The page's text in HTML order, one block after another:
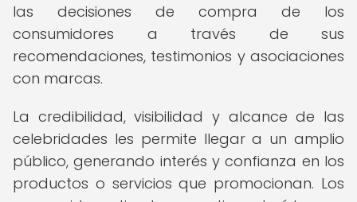
las decisiones de compra de los
consumidores a través de sus
recomendaciones, testimonios y asociaciones
con marcas.
La credibilidad, visibilidad y alcance de las
celebridades les permite llegar a un amplio
público, generando interés y confianza en los
productos o servicios que promocionan. Los